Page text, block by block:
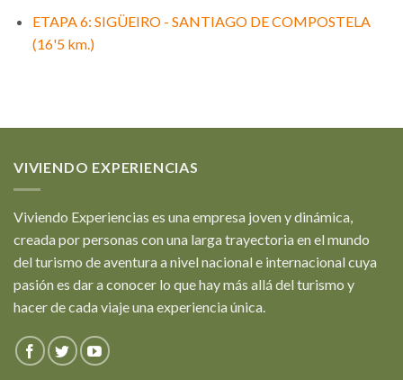
ETAPA 6: SIGÜEIRO - SANTIAGO DE COMPOSTELA
(16'5 km.)
VIVIENDO EXPERIENCIAS
Viviendo Experiencias es una empresa joven y dinámica,
creada por personas con una larga trayectoria en el mundo
del turismo de aventura a nivel nacional e internacional cuya
pasión es dar a conocer lo que hay más allá del turismo y
hacer de cada viaje una experiencia única.